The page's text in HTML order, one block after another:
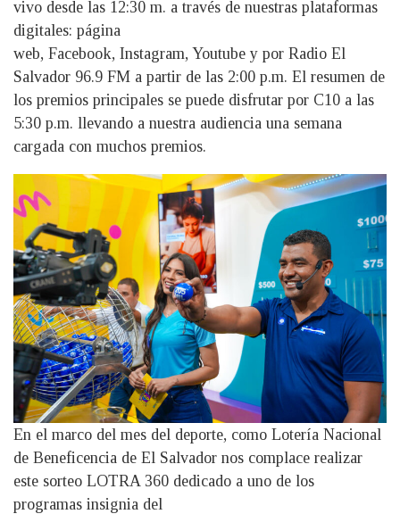
vivo desde las 12:30 m. a través de nuestras plataformas
digitales: página
web, Facebook, Instagram, Youtube y por Radio El
Salvador 96.9 FM a partir de las 2:00 p.m. El resumen de
los premios principales se puede disfrutar por C10 a las
5:30 p.m. llevando a nuestra audiencia una semana
cargada con muchos premios.
En el marco del mes del deporte, como Lotería Nacional
de Beneficencia de El Salvador nos complace realizar
este sorteo LOTRA 360 dedicado a uno de los
programas insignia del